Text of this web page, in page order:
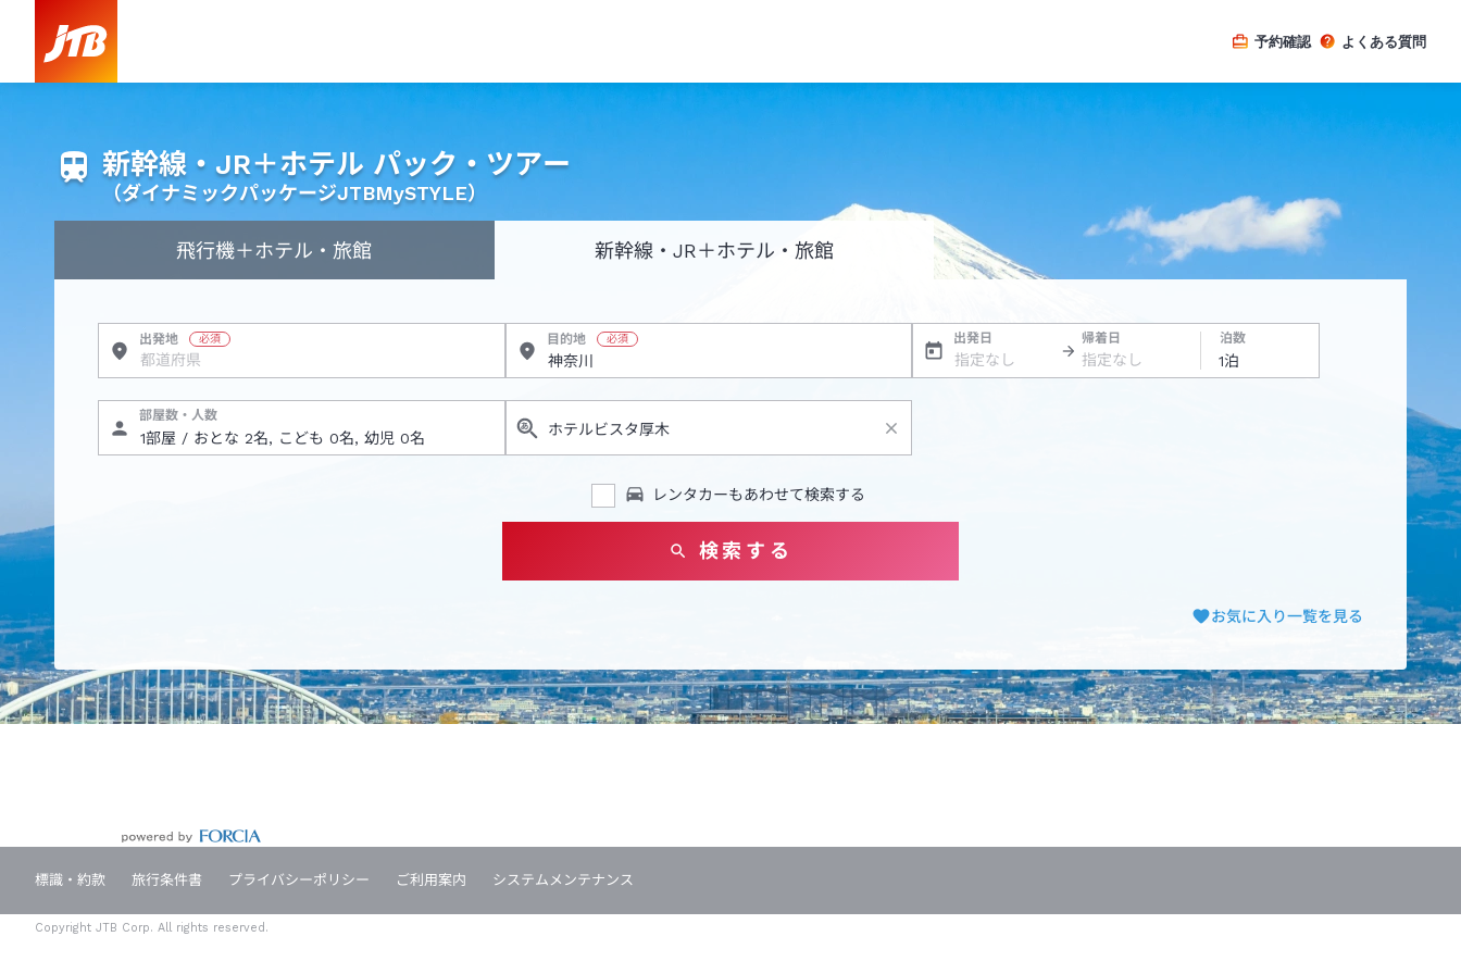
予約確認 よくある質問
新幹線・JR＋ホテル パック・ツアー
（ダイナミックパッケージJTBMySTYLE）
飛行機＋ホテル・旅館 新幹線・JR＋ホテル・旅館
出発地 目的地 出発日 帰着日 泊数
部屋数・人数
レンタカーもあわせて検索する
検索する
お気に入り一覧を見る
標識・約款 旅行条件書 プライバシーポリシー ご利用案内 システムメンテナンス
Copyright JTB Corp. All rights reserved.